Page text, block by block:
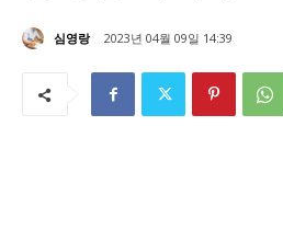
심영랑 2023년 04월 09일 14:39